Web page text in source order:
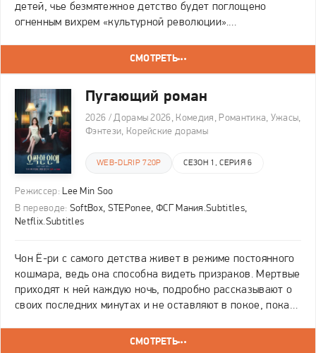
детей, чье безмятежное детство будет поглощено
огненным вихрем «культурной революции».
и подвергает жестоким испытаниям саму их дружбу. Они
СМОТРЕТЬ
Пугающий роман
2026 / Дорамы 2026, Комедия, Романтика, Ужасы,
Фэнтези, Корейские дорамы
WEB-DLRIP 720P СЕЗОН 1, СЕРИЯ 6
Режиссер: Lee Min Soo
В переводе: SoftBox, STEPonee, ФСГ Мания.Subtitles,
Netflix.Subtitles
Чон Ё-ри с самого детства живет в режиме постоянного
кошмара, ведь она способна видеть призраков. Мертвые
приходят к ней каждую ночь, подробно рассказывают о
своих последних минутах и не оставляют в покое, пока
При этом Ё-ри является богатой
СМОТРЕТЬ